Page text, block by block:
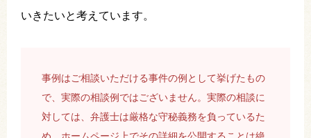
いきたいと考えています。
事例はご相談いただける事件の例として挙げたもの
で、実際の相談例ではございません。実際の相談に
対しては、弁護士は厳格な守秘義務を負っているた